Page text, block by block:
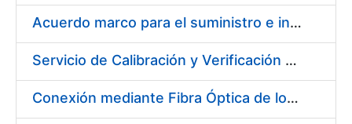
Acuerdo marco para el suministro e instalación de persianas, estores y otros complementos
Servicio de Calibración y Verificación Externa de los Equipos de Medición del Servicio de Prevención de la FNMT-RCM
Conexión mediante Fibra Óptica de los Centros de Proceso de Datos (CPDs) de las sedes de la FNMT-RCM de Burgos y Madrid